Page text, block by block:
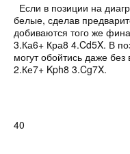
Если в позиции на
белые, сделав
добиваются того же
3.Ка6+ Кра8 4.Cd5X. В
могут обойтись даже
2.Ке7+ Kph8 3.Cg7X.
40